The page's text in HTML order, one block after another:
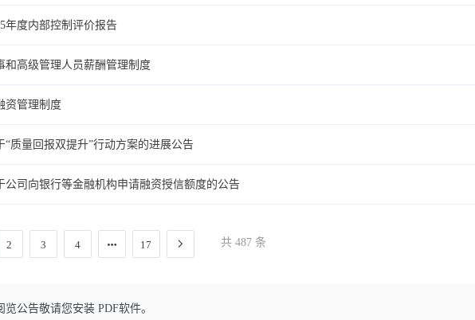
年度内部控制评价报告
和高级管理人员薪酬管理制度
资管理制度
“质量回报双提升”行动方案的进展公告
公司向银行等金融机构申请融资授信额度的公告
2 3 4 17 共 487 条
公告敬请您安装 PDF软件。